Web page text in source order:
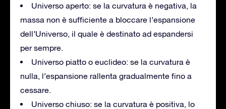
Universo aperto: se la curvatura è negativa, la
massa non è sufficiente a bloccare l’espansione
dell’Universo, il quale è destinato ad espandersi
per sempre.
Universo piatto o euclideo: se la curvatura è
nulla, l’espansione rallenta gradualmente fino a
cessare.
Universo chiuso: se la curvatura è positiva, lo